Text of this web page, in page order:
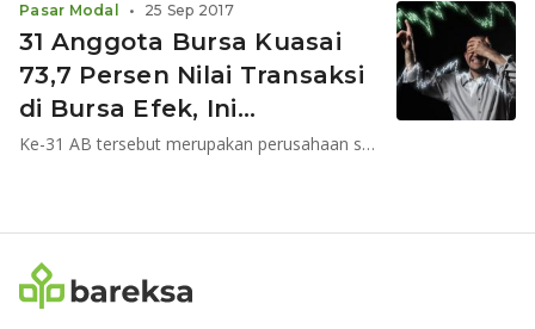
31 Anggota Bursa Kuasai
73,7 Persen Nilai Transaksi
di Bursa Efek, Ini
Ulasannya
Ke-31 AB tersebut merupakan perusahaan sekuritas kategori I dengan MKBD di atas Rp 250 miliar
Pasar Modal • 25 Sep 2017